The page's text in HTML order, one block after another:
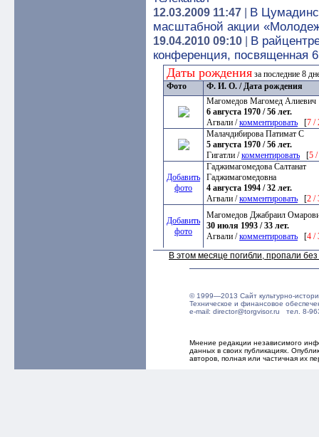
12.03.2009 11:47
В
масштабной акции
19.04.2010 09:10
В
конференция, посвященная
Даты рождения за последние 8
Фото
Ф. И. О. / Дата рождения
Магомедов Магомед Алиевич
6 августа 1970 / 56 лет.
Агвали /комментировать [7 /
Малачдибирова Патимат С
5 августа 1970 / 56 лет.
Гигатли /комментировать [5
Добавить
фото
Гаджимагомедова Салтанат
Гаджимагомедовна
4 августа 1994 / 32 лет.
Агвали /комментировать [2 /
Добавить
фото
Магомедов Джабраил
30 июля 1993 / 33 лет.
Агвали /комментировать [4 /
В этом месяце погибли, пропали
© 1999—2013 Сайт культурно-
Техническое и финансовое
e-mail: director@torgvisor.ru тел. 8-
Мнение редакции независимого
данных в своих публикациях.
авторов, полная или частичная их